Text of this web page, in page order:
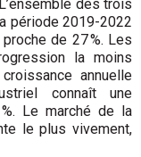
des trois
période 2019-2022
de 27 %. Les
la moins
annuelle
connaît une
Le marché de la
le plus vive­ment,